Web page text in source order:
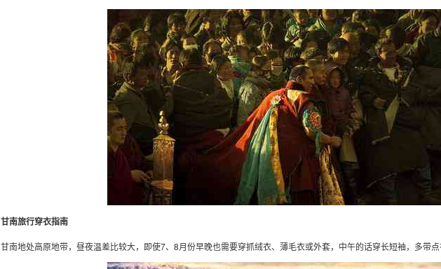
甘南旅行穿衣指南
甘南地处高原地带，昼夜温差比较大，即使7、8月份早晚也需要穿抓绒衣、薄毛衣或外套，中午的话穿长短袖，多带点